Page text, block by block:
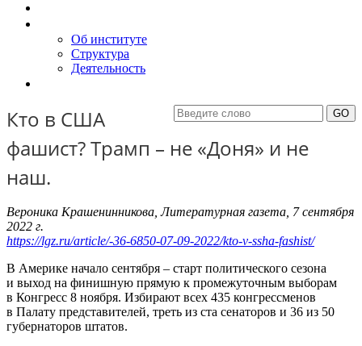
Об институте
Структура
Деятельность
Кто в США
фашист? Трамп – не «Доня» и не
наш.
Вероника Крашенинникова, Литературная газета, 7 сентября
2022 г.
https://lgz.ru/article/-36-6850-07-09-2022/kto-v-ssha-fashist/
В Америке начало сентября – старт политического сезона
и выход на финишную прямую к промежуточным выборам
в Конгресс 8 ноября. Избирают всех 435 конгрессменов
в Палату представителей, треть из ста сенаторов и 36 из 50
губернаторов штатов.